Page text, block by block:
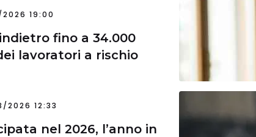
19:00
indietro fino a 34.000
lavoratori a rischio
2026 12:33
nel 2026, l’anno in